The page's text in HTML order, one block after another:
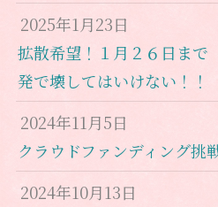
2025年1月23日
拡散希望！１月２６日ま
発で壊してはいけない！！
2024年11月5日
クラウドファンディング挑
2024年10月13日